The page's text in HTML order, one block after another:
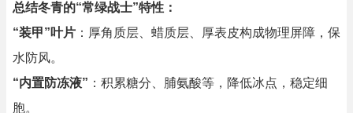
总结冬青的“常绿战士”特性：
“装甲”叶片 ：厚角质层、蜡质层、厚表皮构成物理屏障，保
水防风。
“内置防冻液” ：积累糖分、脯氨酸等，降低冰点，稳定细
胞。